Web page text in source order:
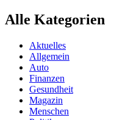
Alle Kategorien
Aktuelles
Allgemein
Auto
Finanzen
Gesundheit
Magazin
Menschen